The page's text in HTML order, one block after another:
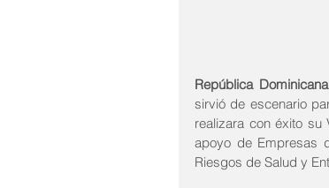
República
sirvió de escenario
realizara con éxito su
apoyo de Empresas
Riesgos de Salud y